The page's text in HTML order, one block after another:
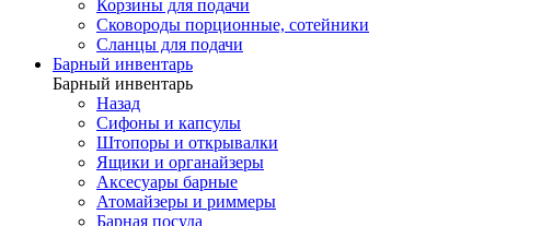
Корзины для подачи
Сковороды порционные, сотейники
Сланцы для подачи
Барный инвентарь
Барный инвентарь
Назад
Сифоны и капсулы
Штопоры и открывалки
Ящики и органайзеры
Аксесуары барные
Атомайзеры и риммеры
Барная посуда